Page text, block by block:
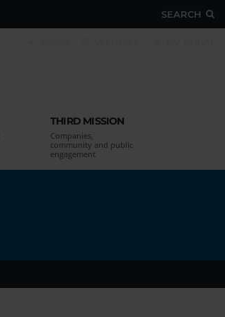
SEARCH
THIRD MISSION
Companies,
community and public
engagement